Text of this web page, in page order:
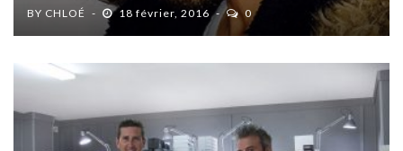
BY CHLOÉ 18 février, 2016 0